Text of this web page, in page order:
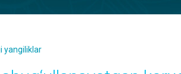
yangiliklar